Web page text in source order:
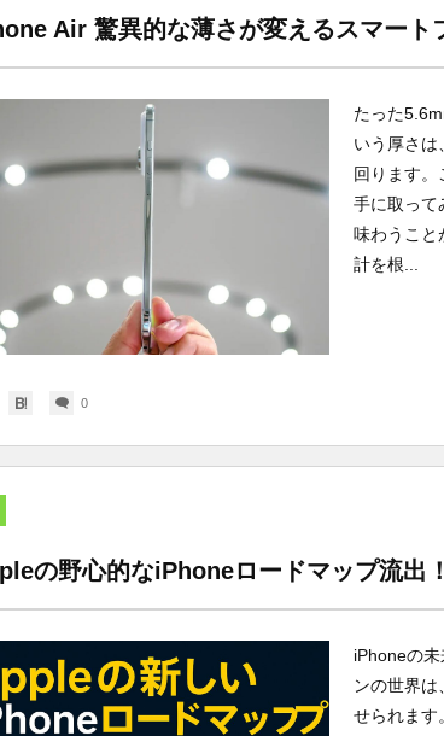
Air 驚異的な薄さが変えるスマート
たった
いう厚さ
回ります。
手に取って
味わうこと
計を根...
0
の野心的なiPhoneロードマップ流出
iPhoneの
ンの世界
せられます